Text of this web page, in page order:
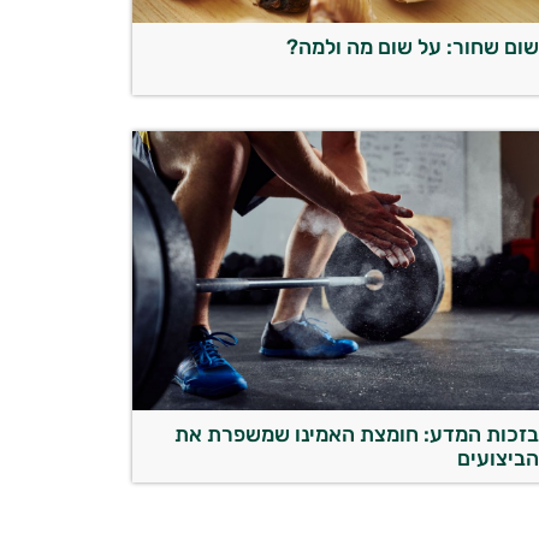
שום שחור: על שום מה ולמה?
בזכות המדע: חומצת האמינו שמשפרת את
הביצועים